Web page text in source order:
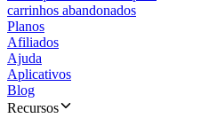
carrinhos abandonados
Planos
Afiliados
Ajuda
Aplicativos
Blog
Recursos